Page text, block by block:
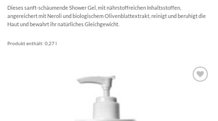
Dieses sanft-schäumende Shower Gel, mit nährstoffreichen Inhaltsstoffen,
angereichert mit Neroli und biologischem Olivenblattextrakt, reinigt und beruhigt die
Haut und bewahrt ihr natürliches Gleichgewicht.
Produkt enthält: 0,27